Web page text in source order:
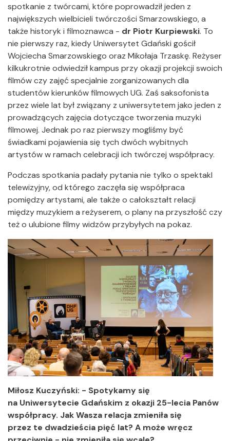
spotkanie z twórcami, które poprowadził jeden z
największych wielbicieli twórczości Smarzowskiego, a
także historyk i filmoznawca - dr Piotr Kurpiewski. To
nie pierwszy raz, kiedy Uniwersytet Gdański gościł
Wojciecha Smarzowskiego oraz Mikołaja Trzaskę. Reżyser
kilkukrotnie odwiedził kampus przy okazji projekcji swoich
filmów czy zajęć specjalnie zorganizowanych dla
studentów kierunków filmowych UG. Zaś saksofonista
przez wiele lat był związany z uniwersytetem jako jeden z
prowadzących zajęcia dotyczące tworzenia muzyki
filmowej. Jednak po raz pierwszy mogliśmy być
świadkami pojawienia się tych dwóch wybitnych
artystów w ramach celebracji ich twórczej współpracy.
Podczas spotkania padały pytania nie tylko o spektakl
telewizyjny, od którego zaczęła się współpraca
pomiędzy artystami, ale także o całokształt relacji
między muzykiem a reżyserem, o plany na przyszłość czy
też o ulubione filmy widzów przybyłych na pokaz.
Miłosz Kuczyński: - Spotykamy się
na Uniwersytecie Gdańskim z okazji 25-lecia Panów
współpracy. Jak Wasza relacja zmieniła się
przez te dwadzieścia pięć lat? A może wręcz